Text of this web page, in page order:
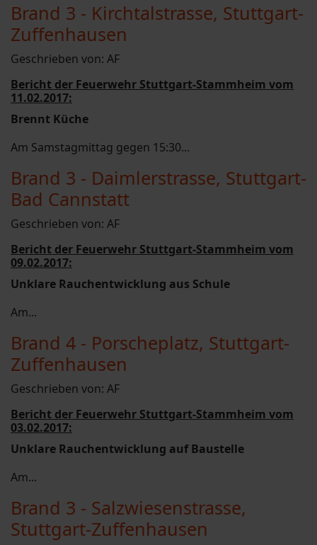
Brand 3 - Kirchtalstrasse, Stuttgart-
Zuffenhausen
Geschrieben von: AF
Bericht der Feuerwehr Stuttgart-Stammheim vom
11.02.2017:
Brennt Küche
Am Samstagmittag gegen 15:30...
Brand 3 - Daimlerstrasse, Stuttgart-
Bad Cannstatt
Geschrieben von: AF
Bericht der Feuerwehr Stuttgart-Stammheim vom
09.02.2017:
Unklare Rauchentwicklung aus Schule
Am...
Brand 4 - Porscheplatz, Stuttgart-
Zuffenhausen
Geschrieben von: AF
Bericht der Feuerwehr Stuttgart-Stammheim vom
03.02.2017:
Unklare Rauchentwicklung auf Baustelle
Am...
Brand 3 - Salzwiesenstrasse,
Stuttgart-Zuffenhausen